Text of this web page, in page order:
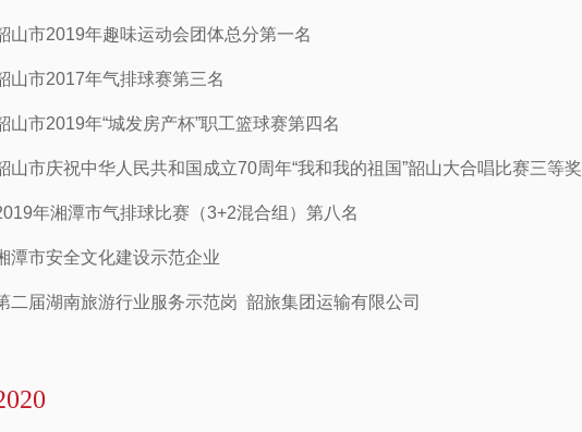
山市2019年趣味运动会团体总分第一名
山市2017年气排球赛第三名
山市2019年“城发房产杯”职工篮球赛第四名
山市庆祝中华人民共和国成立70周年“我和我的祖国”韶山大合唱比赛三等奖
年湘潭市气排球比赛（3+2混合组）第八名
潭市安全文化建设示范企业
二届湖南旅游行业服务示范岗 韶旅集团运输有限公司